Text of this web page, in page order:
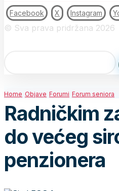
Facebook X Instagram
© Sva prava pridržana 2026
Home Objave Forumi Forum seniora
Radničkim
do većeg
penzionera